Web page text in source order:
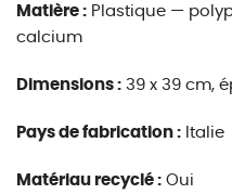
Matière : Plastique —
calcium
Dimensions : 39 x 39 cm,
Pays de fabrication : Italie
Matériau recyclé : Oui